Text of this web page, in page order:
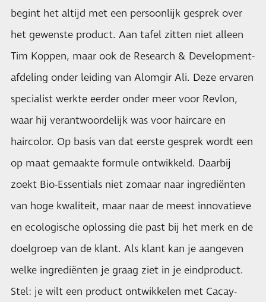
begint het altijd met een persoonlijk gesprek over
het gewenste product. Aan tafel zitten niet alleen
Tim Koppen, maar ook de Research & Development-
afdeling onder leiding van Alomgir Ali. Deze ervaren
specialist werkte eerder onder meer voor Revlon,
waar hij verantwoordelijk was voor haircare en
haircolor. Op basis van dat eerste gesprek wordt een
op maat gemaakte formule ontwikkeld. Daarbij
zoekt Bio-Essentials niet zomaar naar ingrediënten
van hoge kwaliteit, maar naar de meest innovatieve
en ecologische oplossing die past bij het merk en de
doelgroep van de klant. Als klant kan je aangeven
welke ingrediënten je graag ziet in je eindproduct.
Stel: je wilt een product ontwikkelen met Cacay-